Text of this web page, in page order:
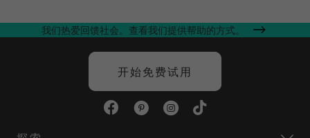
我们热爱回馈社会。查看我们提供帮助的方式。
开始免费试用